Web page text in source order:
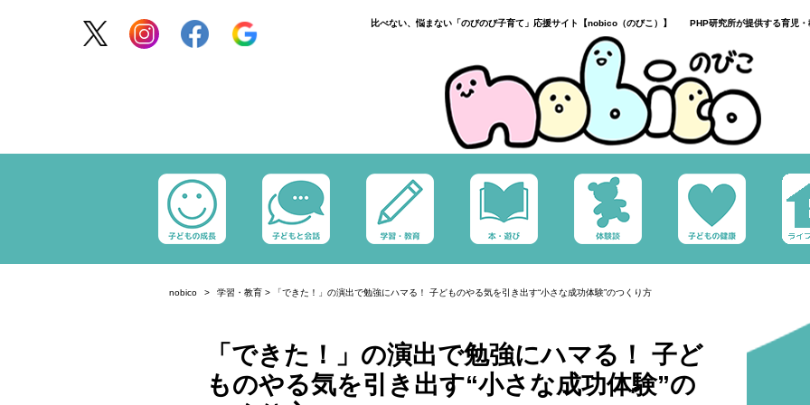
比べない、悩まない「のびのび子育て」応援サイト【nobico（のびこ）】 PHP研究所が提供する育児・
nobico 学習・教育 > 「できた！」の演出で勉強にハマる！ 子どものやる気を引き出す“小さな成功体験”のつくり方
「できた！」の演出で勉強にハマる！ 子ど
ものやる気を引き出す“小さな成功体験”の